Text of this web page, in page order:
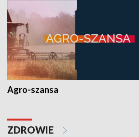
Agro-szansa
ZDROWIE